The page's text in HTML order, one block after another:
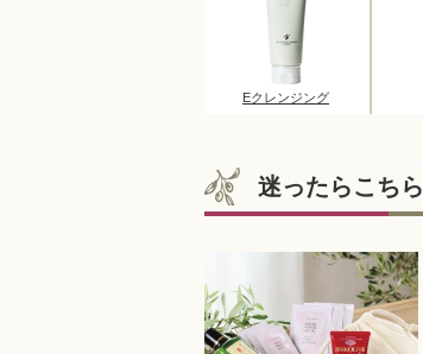
Eクレンジング
迷ったらこちら